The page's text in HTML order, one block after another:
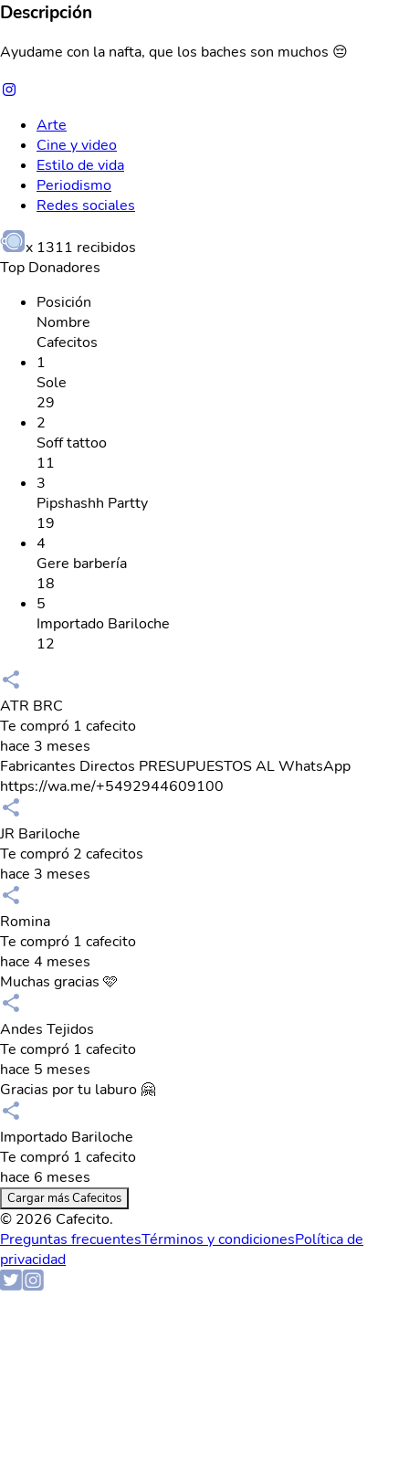
Descripción
Ayudame con la nafta, que los baches son muchos 😔
Arte
Cine y video
Estilo de vida
Periodismo
Redes sociales
x 1311 recibidos
Top Donadores
Posición
Nombre
Cafecitos
1
Sole
29
2
Soff tattoo
11
3
Pipshashh Partty
19
4
Gere barbería
18
5
Importado Bariloche
12
ATR BRC
Te compró 1 cafecito
hace 3 meses
Fabricantes Directos PRESUPUESTOS AL WhatsApp
https://wa.me/+5492944609100
JR Bariloche
Te compró 2 cafecitos
hace 3 meses
Romina
Te compró 1 cafecito
hace 4 meses
Muchas gracias 🩷
Andes Tejidos
Te compró 1 cafecito
hace 5 meses
Gracias por tu laburo 🤗
Importado Bariloche
Te compró 1 cafecito
hace 6 meses
Cargar más Cafecitos
© 2026 Cafecito.
Preguntas frecuentesTérminos y condicionesPolítica de
privacidad